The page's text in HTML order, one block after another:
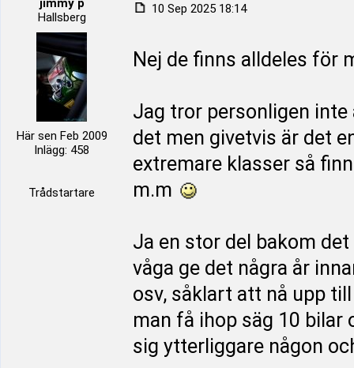
jimmy p
Hallsberg
Här sen Feb 2009
Inlägg: 458
Trådstartare
10 Sep 2025 18:14
Nej de finns alldeles för
Jag tror personligen
det men givetvis är det
extremare klasser så
m.m
Ja en stor del bakom
våga ge det några år
osv, såklart att nå upp
man få ihop säg 10 bilar
sig ytterliggare någon